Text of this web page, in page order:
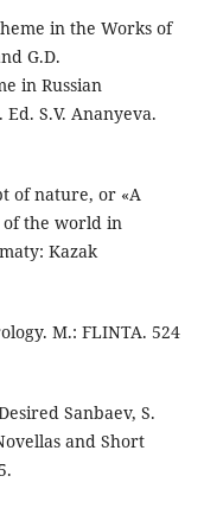
in the Works of
G.D.
in Russian
S.V. Ananyeva.
of nature, or «A
of the world in
Kazak
M.: FLINTA. 524
Sanbaev, S.
and Short